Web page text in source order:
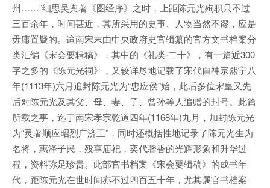
州……”细思吴舆著《图经序》之时，上距陈元光殉职只不过
三百余年，时间甚近，其所采用的史事、人物当然不谬，应是
毋庸置疑的。迨南宋末由中央政府史官辑纂的官方文书档案分
类汇编《宋会要辑稿》，其中的《礼类·二十》，有一篇近300
字之多的《陈元光祠》，又较详尽地记载了宋代自神宗熙宁八
年(1113年)六月追封陈元光为“忠应侯”始，此后多位宋皇又先
后对陈元光及其父、母、妻、子、曾孙等人追赠的封号。此篇
所载之事，迄于南宋孝宗乾道四年(1168年)九月，加封陈元光
为“灵著顺应昭烈广济王”，同时还概括性地记录了陈元光生为
名将，惠泽子民，殁享庙祀，奕代馨香的光辉形象和升华过
程，资料弥足珍贵。此部官书档案《宋会要辑稿》的成书年
代，距陈元光在世时间亦不过四百五十年，尤其属官书档案